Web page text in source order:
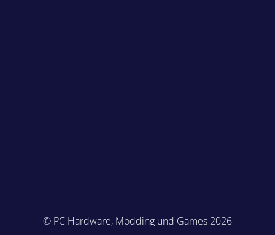
© PC Hardware, Modding und Games 2026